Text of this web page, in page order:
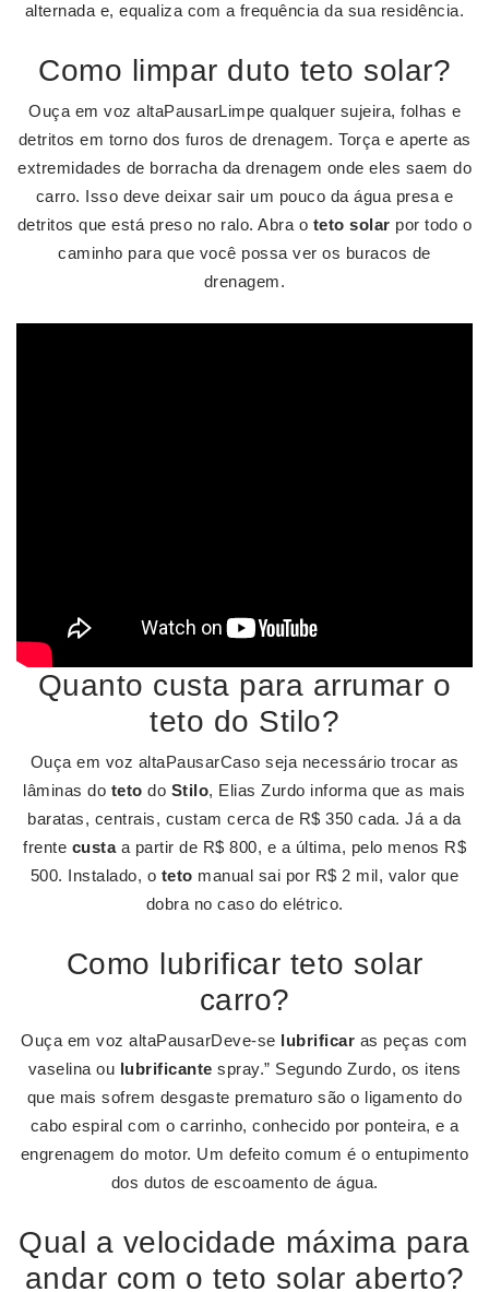
alternada e, equaliza com a frequência da sua residência.
Como limpar duto teto solar?
Ouça em voz altaPausarLimpe qualquer sujeira, folhas e
detritos em torno dos furos de drenagem. Torça e aperte as
extremidades de borracha da drenagem onde eles saem do
carro. Isso deve deixar sair um pouco da água presa e
detritos que está preso no ralo. Abra o teto solar por todo o
caminho para que você possa ver os buracos de
drenagem.
Quanto custa para arrumar o
teto do Stilo?
Ouça em voz altaPausarCaso seja necessário trocar as
lâminas do teto do Stilo, Elias Zurdo informa que as mais
baratas, centrais, custam cerca de R$ 350 cada. Já a da
frente custaa partir de R$ 800, e a última, pelo menos R$
500. Instalado, o teto manual sai por R$ 2 mil, valor que
dobra no caso do elétrico.
Como lubrificar teto solar
carro?
Ouça em voz altaPausarDeve-se lubrificar as peças com
vaselina ou lubrificante spray.” Segundo Zurdo, os itens
que mais sofrem desgaste prematuro são o ligamento do
cabo espiral com o carrinho, conhecido por ponteira, e a
engrenagem do motor. Um defeito comum é o entupimento
dos dutos de escoamento de água.
Qual a velocidade máxima para
andar com o teto solar aberto?